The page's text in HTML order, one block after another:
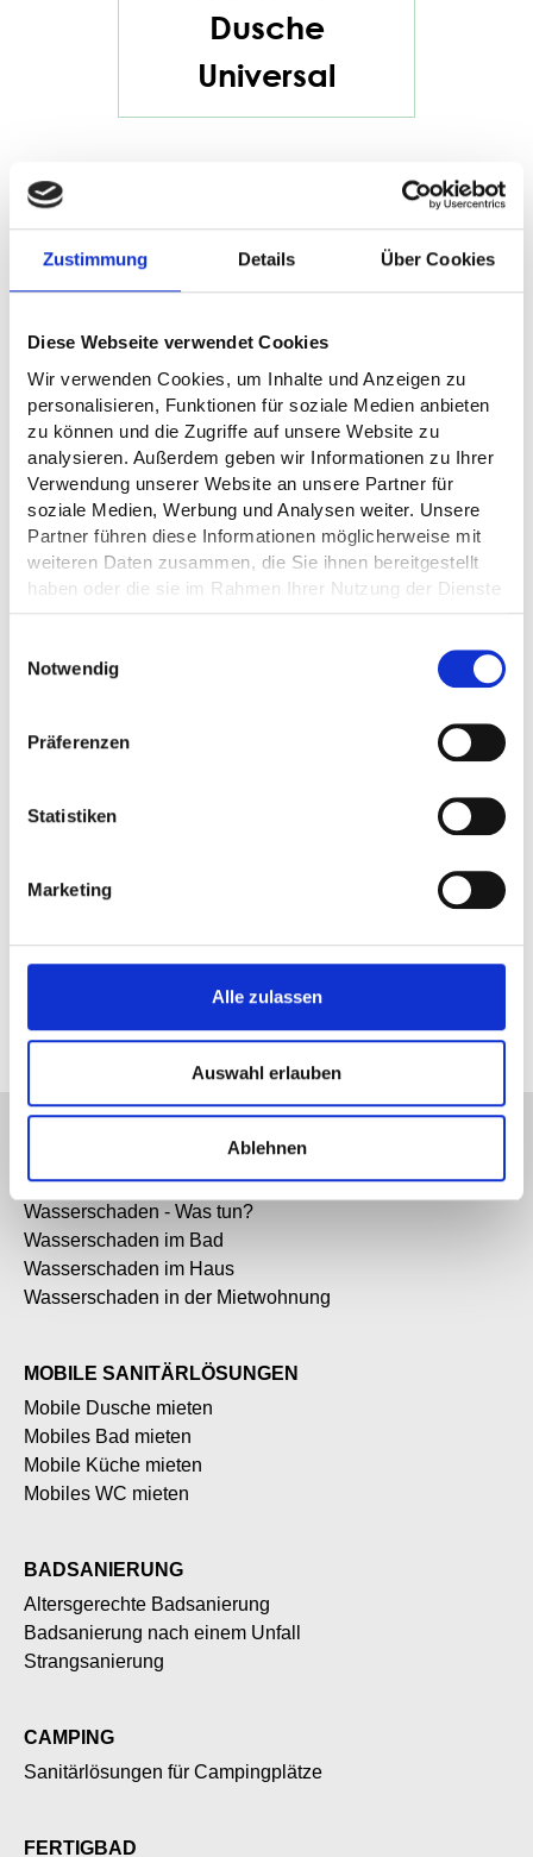
Zustimmung Details Über Cookies
Diese Webseite verwendet Cookies
Wir verwenden Cookies, um Inhalte und Anzeigen zu
personalisieren, Funktionen für soziale Medien anbieten
zu können und die Zugriffe auf unsere Website zu
analysieren. Außerdem geben wir Informationen zu Ihrer
Verwendung unserer Website an unsere Partner für
soziale Medien, Werbung und Analysen weiter. Unsere
Partner führen diese Informationen möglicherweise mit
weiteren Daten zusammen, die Sie ihnen bereitgestellt
haben oder die sie im Rahmen Ihrer Nutzung der Dienste
Notwendig
Präferenzen
Statistiken
Marketing
Alle zulassen
Auswahl erlauben
Ablehnen
Dusche
Universal
Barrierearme
Dusche
Design Line
WASSERSCHADEN
Wasserschaden - Was tun?
Wasserschaden im Bad
Wasserschaden im Haus
Wasserschaden in der Mietwohnung
MOBILE SANITÄRLÖSUNGEN
Mobile Dusche mieten
Mobiles Bad mieten
Mobile Küche mieten
Mobiles WC mieten
BADSANIERUNG
Altersgerechte Badsanierung
Badsanierung nach einem Unfall
Strangsanierung
CAMPING
Sanitärlösungen für Campingplätze
FERTIGBAD